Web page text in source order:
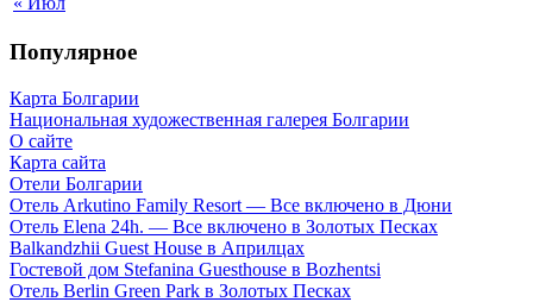
Популярное
Карта Болгарии
Национальная художественная галерея Болгарии
О сайте
Карта сайта
Отели Болгарии
Отель Arkutino Family Resort — Все включено в Дюни
Отель Elena 24h. — Все включено в Золотых Песках
Balkandzhii Guest House в Априлцах
Гостевой дом Stefanina Guesthouse в Bozhentsi
Отель Berlin Green Park в Золотых Песках